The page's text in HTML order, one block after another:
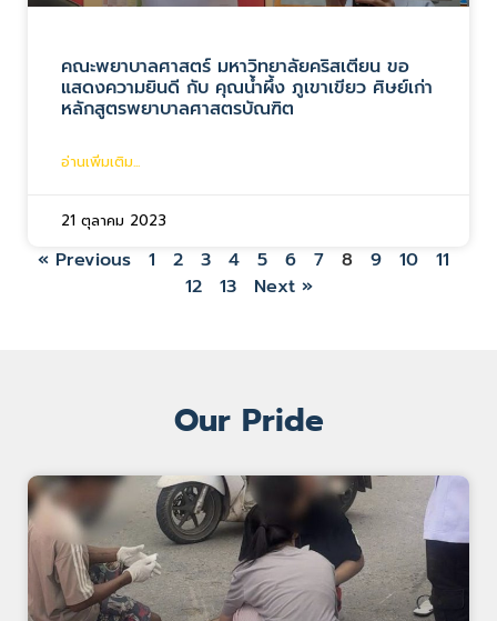
คณะพยาบาลศาสตร์ มหาวิทยาลัยคริสเตียน ขอ
แสดงความยินดี กับ คุณน้ำผึ้ง ภูเขาเขียว ศิษย์เก่า
หลักสูตรพยาบาลศาสตรบัณฑิต
อ่านเพิ่มเติม...
21 ตุลาคม 2023
« Previous 1 2 3 4 5 6 7 8 9 10
11
12
13 Next »
Our Pride